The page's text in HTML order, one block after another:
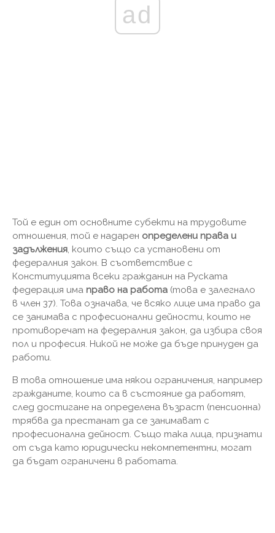
ad
Той е един от основните субекти на трудовите
отношения, той е надарен определени права и
задължения, които също са установени от
федералния закон. В съответствие с
Конституцията всеки гражданин на Руската
федерация има право на работа (това е залегнало
в член 37). Това означава, че всяко лице има право да
се занимава с професионални дейности, които не
противоречат на федералния закон, да избира своя
пол и професия. Никой не може да бъде принуден да
работи.
В това отношение има някои ограничения, например
гражданите, които са в състояние да работят,
след достигане на определена възраст (пенсионна)
трябва да престанат да се занимават с
професионална дейност. Също така лица, признати
от съда като юридически некомпетентни, могат
да бъдат ограничени в работата.